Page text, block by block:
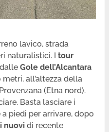
lavico, strada
naturalistici. Itour
Gole dell’Alcantara
all’altezza della
(Etna nord).
Basta lasciare i
piedi per arrivare, dopo
nuovi di recente